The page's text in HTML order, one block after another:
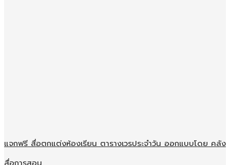
แจกฟรี สื่อตกแต่งห้องเรียน ตารางเวรประจำวัน ออกแบบโดย คลัง